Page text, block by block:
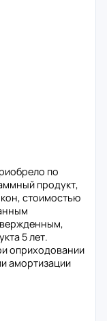
по
продукт,
стоимостью
5 лет.
оприходовании
амортизации